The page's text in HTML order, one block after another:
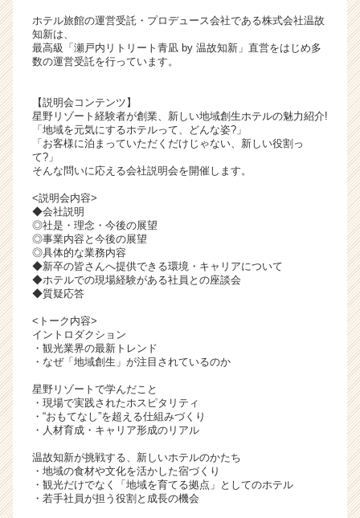
チ
ア
キ
ア
（C
h
e
e
a
r
e
e
ホテル旅館の運営受託・プロデュース会社である株式会社温故
知新は、
最高級「瀬戸内リトリート青凪 by 温故知新」直営をはじめ多
数の運営受託を行っています。
【説明会コンテンツ】
星野リゾート経験者が創業、新しい地域創生ホテルの魅力紹介!
「地域を元気にするホテルって、どんな姿?」
「お客様に泊まっていただくだけじゃない、新しい役割っ
て?」
そんな問いに応える会社説明会を開催します。
<説明会内容>
◆会社説明
◎社是・理念・今後の展望
◎事業内容と今後の展望
◎具体的な業務内容
◆新卒の皆さんへ提供できる環境・キャリアについて
◆ホテルでの現場経験がある社員との座談会
◆質疑応答
<トーク内容>
イントロダクション
・観光業界の最新トレンド
・なぜ「地域創生」が注目されているのか
星野リゾートで学んだこと
・現場で実践されたホスピタリティ
・“おもてなし”を超える仕組みづくり
・人材育成・キャリア形成のリアル
温故知新が挑戦する、新しいホテルのかたち
・地域の食材や文化を活かした宿づくり
・観光だけでなく「地域を育てる拠点」としてのホテル
・若手社員が担う役割と成長の機会